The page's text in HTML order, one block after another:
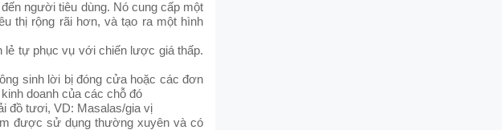
người tiêu dùng. Nó cung cấp một
thị rộng rãi hơn, và tạo ra một hình
lẻ tự phục vụ với chiến lược giá thấp.
sinh lời bị đóng cửa hoặc các đơn
doanh của các chỗ đó
đồ tươi, VD: Masalas/gia vị
được sử dụng thường xuyên và có